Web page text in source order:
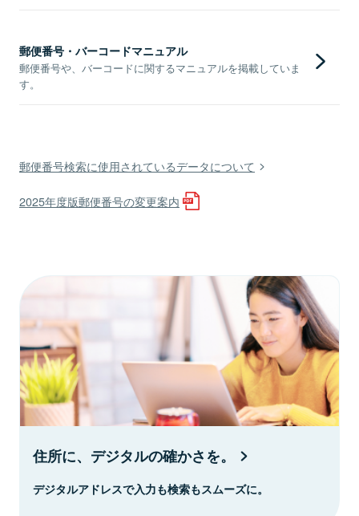
郵便番号・バーコードマニュアル
郵便番号や、バーコードに関するマニュアルを掲載していま
す。
郵便番号検索に使用されているデータについて
2025年度版郵便番号の変更案内
住所に、デジタルの確かさを。
デジタルアドレスで入力も検索もスムーズに。